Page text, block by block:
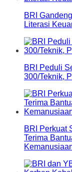
BRI
Literasi
BRI Peduli
300/Teknik,
BRI Perkuat
Terima